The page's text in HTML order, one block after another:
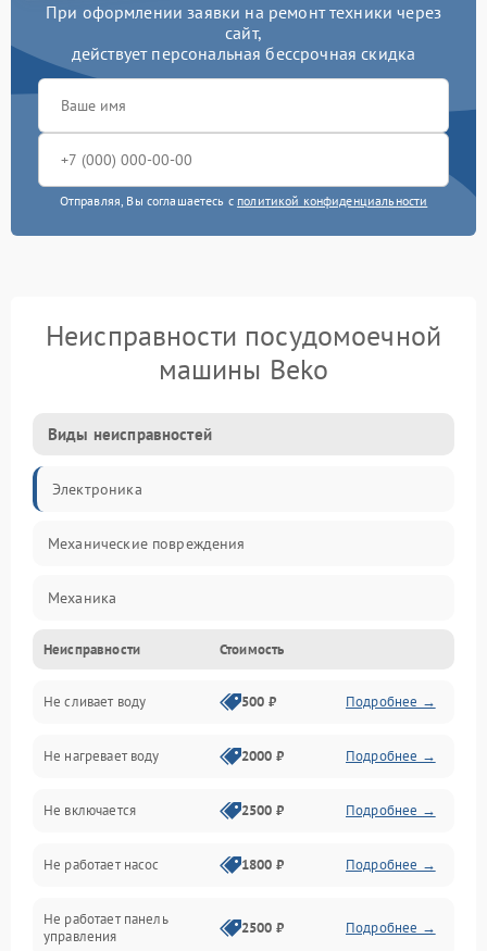
При оформлении заявки на ремонт техники через
сайт,
действует персональная бессрочная скидка
Отправляя, Вы соглашаетесь с политикой конфиденциальности
Неисправности посудомоечной
машины Beko
Виды неисправностей
Электроника
Механические повреждения
Механика
Управление
Электропитание
Датчики
Нагрев
Вода
Гигиена
Неисправности Стоимость
Не сливает воду 500 ₽ Подробнее →
Не нагревает воду 2000 ₽ Подробнее →
Не включается 2500 ₽ Подробнее →
Не работает насос 1800 ₽ Подробнее →
Не работает панель
управления
2500 ₽ Подробнее →